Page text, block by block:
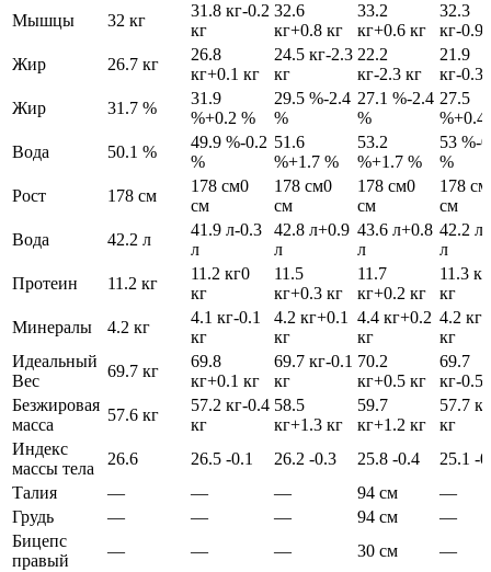
Мышцы
32 кг
31.8 кг-0.2
кг
32.6
кг+0.8 кг
33.2
кг+0.6 кг
32.3
кг-0.9
Жир
26.7 кг
26.8
кг+0.1 кг
24.5 кг-2.3
кг
22.2
кг-2.3 кг
21.9
кг-0.3
Жир
31.7 %
31.9
%+0.2 %
29.5 %-2.4
%
27.1 %-2.4
%
27.5
%+0.4
Вода
50.1 %
49.9 %-0.2
%
51.6
%+1.7 %
53.2
%+1.7 %
53 %-
%
Рост
178 см
178 см0
см
178 см0
см
178 см0
см
178 см
см
Вода
42.2 л
41.9 л-0.3
л
42.8 л+0.9
л
43.6 л+0.8
л
42.2 л
л
Протеин
11.2 кг
11.2 кг0
кг
11.5
кг+0.3 кг
11.7
кг+0.2 кг
11.3 кг
кг
Минералы
4.2 кг
4.1 кг-0.1
кг
4.2 кг+0.1
кг
4.4 кг+0.2
кг
4.2 кг
кг
Идеальный
Вес
69.7 кг
69.8
кг+0.1 кг
69.7 кг-0.1
кг
70.2
кг+0.5 кг
69.7
кг-0.5
Безжировая
масса
57.6 кг
57.2 кг-0.4
кг
58.5
кг+1.3 кг
59.7
кг+1.2 кг
57.7 кг
кг
Индекс
массы тела
26.6 26.5 -0.1 26.2 -0.3 25.8 -0.4 25.1 -
Талия
— — — 94 см
—
Грудь
— — — 94 см
—
Бицепс
правый
— — — 30 см
—